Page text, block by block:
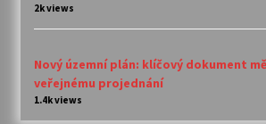
2k views
Nový územní plán: klíčový dokument
veřejnému projednání
1.4k views